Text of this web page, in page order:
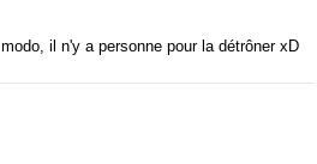
modo, il n'y a personne pour la détrôner xD